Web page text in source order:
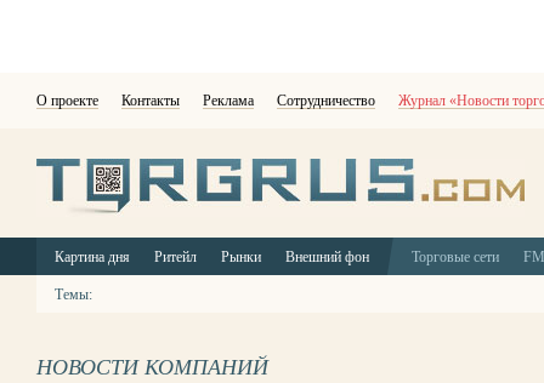
О проекте Контакты Реклама Сотрудничество Журнал «Новости
Картина дня Ритейл Рынки Внешний фон Торговые сети
Темы:
НОВОСТИ КОМПАНИЙ